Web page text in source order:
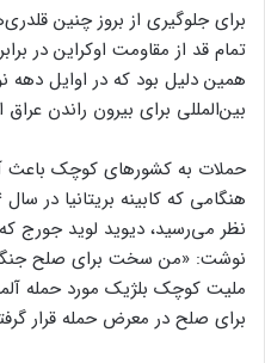
برای جلوگیری از بروز چنین
تمام قد از مقاومت اوکراین در
همین دلیل بود که در اوایل دهه
بین‌المللی برای بیرون راندن
حملات به کشورهای کوچک باعث
نظر می‌رسید، دیوید لوید
نوشت: «من سخت برای صلح
ملیت کوچک بلژیک مورد حمله
برای صلح در معرض حمله قرار